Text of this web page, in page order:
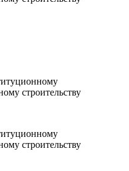
строительству
строительству